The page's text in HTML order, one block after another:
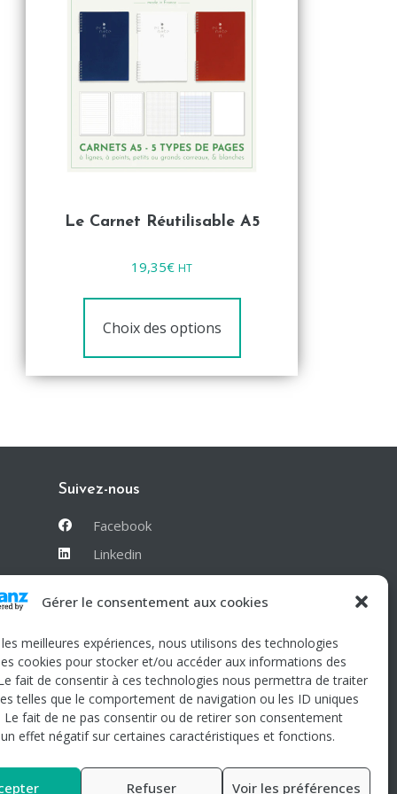
Gérer le consentement aux cookies
meilleures expériences, nous utilisons des technologies
cookies pour stocker et/ou accéder aux informations des
fait de consentir à ces technologies nous permettra de traiter
telles que le comportement de navigation ou les ID uniques
Le fait de ne pas consentir ou de retirer son consentement
effet négatif sur certaines caractéristiques et fonctions.
Refuser Voir les préférences
Le Carnet Réutilisable A5
Note
0
5
19,35€ HT
Choix des options
Suivez-nous
Facebook
Linkedin
Nous contacter